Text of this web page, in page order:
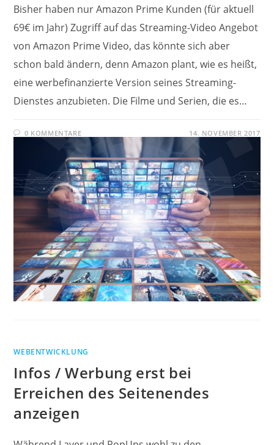
Bisher haben nur Amazon Prime Kunden (für aktuell
69€ im Jahr) Zugriff auf das Streaming-Video Angebot
von Amazon Prime Video, das könnte sich aber
schon bald ändern, denn Amazon plant, wie es heißt,
eine werbefinanzierte Version seines Streaming-
Dienstes anzubieten. Die Filme und Serien, die es…
0 KOMMENTARE 14. NOVEMBER 2017
WEBENTWICKLUNG
Infos / Werbung erst bei
Erreichen des Seitenendes
anzeigen